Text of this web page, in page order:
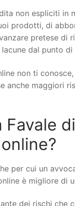
non espliciti
prodotti, di
pretese di
dal punto di
non ti
anche maggiori
per cui un
è migliore di
dei rischi che